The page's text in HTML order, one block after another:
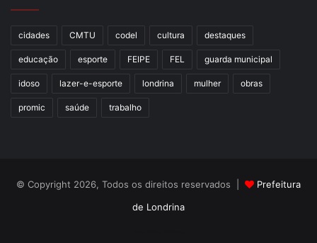
cidades CMTU codel cultura destaques
educação esporte FEIPE FEL guarda municipal
idoso lazer-e-esporte londrina mulher obras
promic saúde trabalho
© Copyright 2026, Todos os direitos reservados |
Prefeitura
de Londrina